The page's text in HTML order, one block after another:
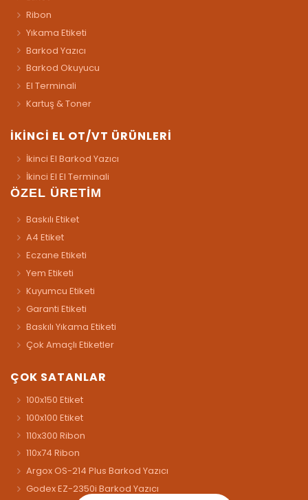
Ribon
Yıkama Etiketi
Barkod Yazıcı
Barkod Okuyucu
El Terminali
Kartuş & Toner
İKİNCİ EL OT/VT ÜRÜNLERİ
İkinci El Barkod Yazıcı
İkinci El El Terminali
ÖZEL ÜRETİM
Baskılı Etiket
A4 Etiket
Eczane Etiketi
Yem Etiketi
Kuyumcu Etiketi
Garanti Etiketi
Baskılı Yıkama Etiketi
Çok Amaçlı Etiketler
ÇOK SATANLAR
100x150 Etiket
100x100 Etiket
110x300 Ribon
110x74 Ribon
Argox OS-214 Plus Barkod Yazıcı
Godex EZ-2350i Barkod Yazıcı